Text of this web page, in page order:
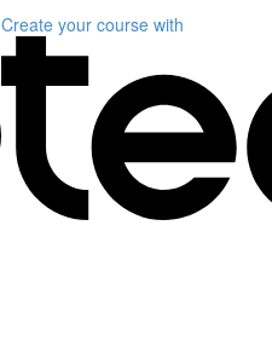
Create your course with